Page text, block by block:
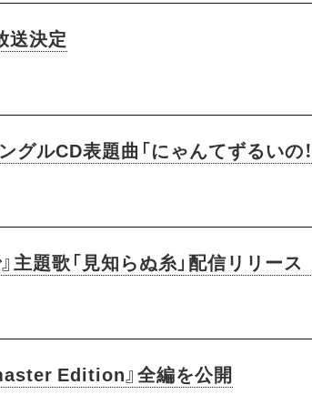
送決定
ルCD表題曲「にゃんてずるいの
主題歌「見知らぬ糸」配信リリ
Edition』全編を公開